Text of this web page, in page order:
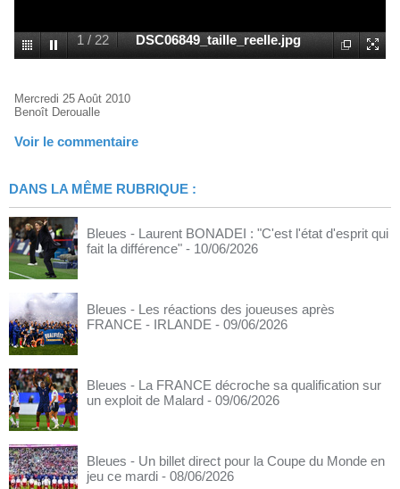
1 / 22 DSC06849_taille_reelle.jpg
Mercredi 25 Août 2010
Benoît Deroualle
Voir le commentaire
DANS LA MÊME RUBRIQUE :
Bleues - Laurent BONADEI : "C'est l'état d'esprit qui
fait la différence" - 10/06/2026
Bleues - Les réactions des joueuses après
FRANCE - IRLANDE - 09/06/2026
Bleues - La FRANCE décroche sa qualification sur
un exploit de Malard - 09/06/2026
Bleues - Un billet direct pour la Coupe du Monde en
jeu ce mardi - 08/06/2026